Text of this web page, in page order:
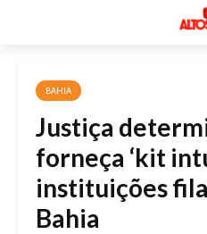
BAHIA
Justiça
forneça ‘kit
instituições
Bahia